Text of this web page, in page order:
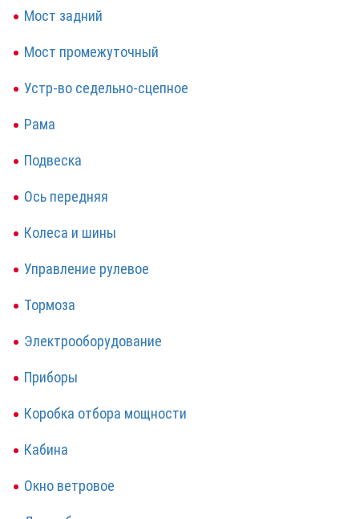
Мост задний
Мост промежуточный
Устр-во седельно-сцепное
Рама
Подвеска
Ось передняя
Колеса и шины
Управление рулевое
Тормоза
Электрооборудование
Приборы
Коробка отбора мощности
Кабина
Окно ветровое